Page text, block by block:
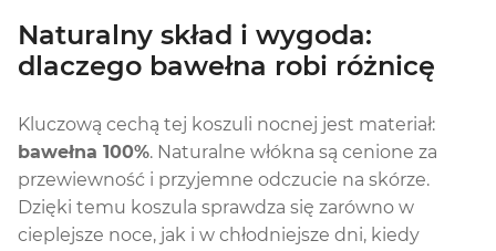
Naturalny skład i wygoda:
dlaczego bawełna robi różnicę
Kluczową cechą tej koszuli nocnej jest materiał:
bawełna 100%. Naturalne włókna są cenione za
przewiewność i przyjemne odczucie na skórze.
Dzięki temu koszula sprawdza się zarówno w
cieplejsze noce, jak i w chłodniejsze dni, kiedy